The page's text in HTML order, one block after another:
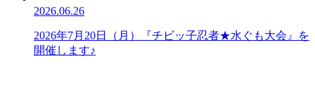
2026.06.26
2026年7月20日（月）『チビッ子忍者★水ぐも大会』を
開催します♪